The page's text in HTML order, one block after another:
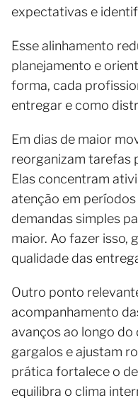
expectativas e
Esse alinhamento
planejamento e
forma, cada
entregar e como
Em dias de maior
reorganizam tarefas
Elas concentram
atenção em
demandas simples
maior. Ao fazer isso,
qualidade das
Outro ponto
acompanhamento
avanços ao longo
gargalos e ajustam
prática fortalece o
equilibra o clima